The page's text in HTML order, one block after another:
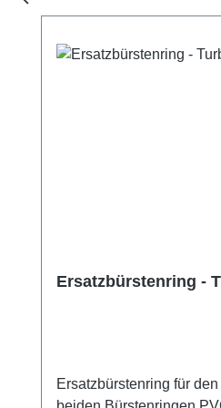
Ersatzbürstenring -
Ersatzbürstenring für